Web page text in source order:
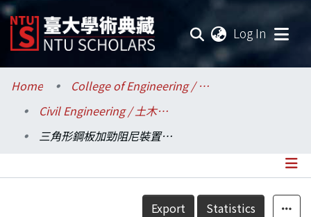
Log In
Communities & Collections
Research Outputs
Home
College of Engineering / 工學院
Civil Engineering / 土木工程學系
三角形鋼板加勁阻尼裝置之耐震反應
Details
Export Statistics